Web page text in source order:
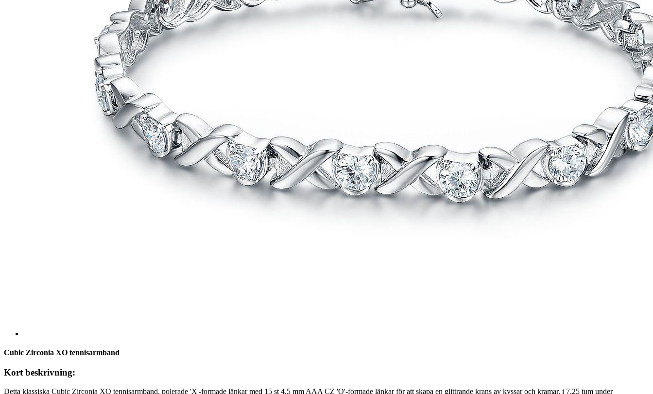
Cubic Zirconia XO tennisarmband
Kort beskrivning:
Detta klassiska Cubic Zirconia XO tennisarmband, polerade 'X'-formade länkar med 15 st 4,5 mm AAA CZ 'O'-formade länkar för att skapa en glittrande krans av kyssar och kramar, i 7,25 tum under